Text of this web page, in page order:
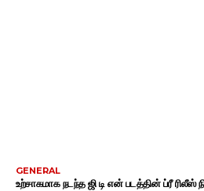
GENERAL
உற்சாகமாக நடந்த ஜி டி என் படத்தின் ப்ரீ ரிலீஸ்